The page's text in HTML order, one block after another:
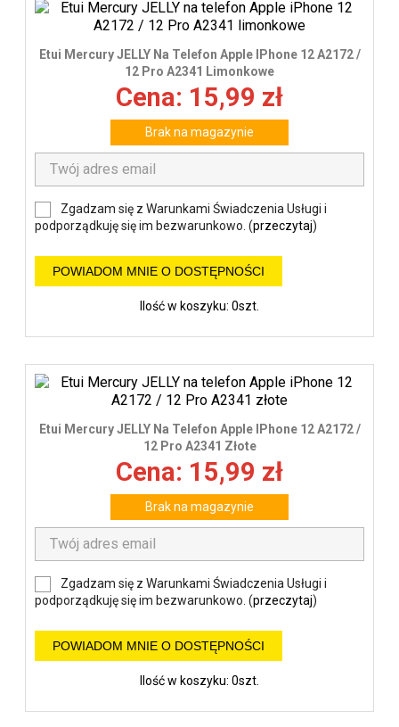
Etui Mercury JELLY Na Telefon Apple IPhone 12 A2172 /
12 Pro A2341 Limonkowe
Cena: 15,99 zł
Brak na magazynie
Zgadzam się z Warunkami Świadczenia Usługi i
podporządkuję się im bezwarunkowo. (przeczytaj)
POWIADOM MNIE O DOSTĘPNOŚCI
Ilość w koszyku: 0szt.
Etui Mercury JELLY Na Telefon Apple IPhone 12 A2172 /
12 Pro A2341 Złote
Cena: 15,99 zł
Brak na magazynie
Zgadzam się z Warunkami Świadczenia Usługi i
podporządkuję się im bezwarunkowo. (przeczytaj)
POWIADOM MNIE O DOSTĘPNOŚCI
Ilość w koszyku: 0szt.